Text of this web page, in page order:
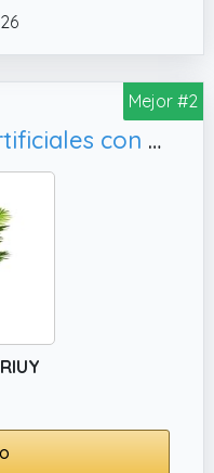
incluye una
Mejor #2
AIVORIUY Plantas Artificiales con Maceta Palmera Grande Árbol Artificial Plástico de Interior y Exterior Decoración para del Hogar, Dormitorio Baño (80cm Alto Palma Grande)